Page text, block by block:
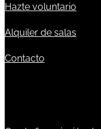
Hazte voluntario
Alquiler de salas
Contacto